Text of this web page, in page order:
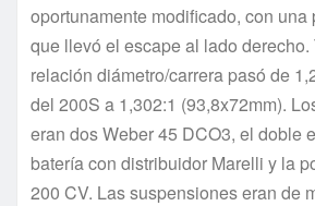
oportunamente modificado, con una
que llevó el escape al lado derecho.
relación diámetro/carrera pasó de
del 200S a 1,302:1 (93,8x72mm).
eran dos Weber 45 DCO3, el doble
batería con distribuidor Marelli y la
200 CV. Las suspensiones eran de